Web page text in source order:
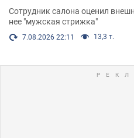
Сотрудник салона оценил
нее "мужская стрижка"
7.08.2026 22:11 13,3 т.